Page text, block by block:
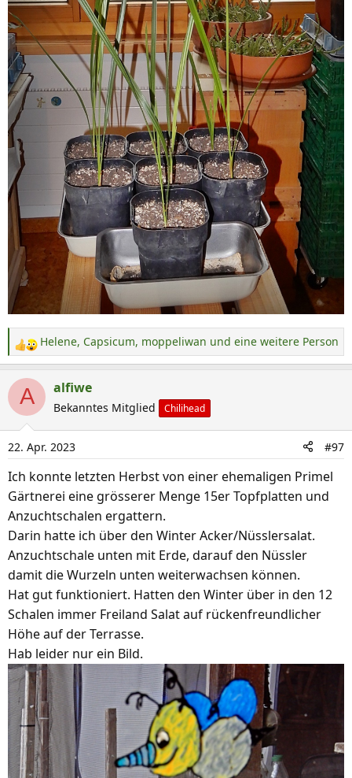
R
e
a
t
i
o
n
n
:
Helene, Capsicum, moppeliwan und eine weitere Person
A alfiwe
Bekanntes Mitglied Chilihead
22. Apr. 2023 #97
Ich konnte letzten Herbst von einer ehemaligen Primel
Gärtnerei eine grösserer Menge 15er Topfplatten und
Anzuchtschalen ergattern.
Darin hatte ich über den Winter Acker/Nüsslersalat.
Anzuchtschale unten mit Erde, darauf den Nüssler
damit die Wurzeln unten weiterwachsen können.
Hat gut funktioniert. Hatten den Winter über in den 12
Schalen immer Freiland Salat auf rückenfreundlicher
Höhe auf der Terrasse.
Hab leider nur ein Bild.